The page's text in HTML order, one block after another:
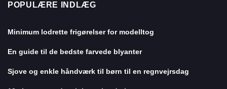
POPULÆRE INDLÆG
Minimum lodrette frigørelser for modelltog
En guide til de bedste farvede blyanter
Sjove og enkle håndværk til børn til en regnvejrsdag